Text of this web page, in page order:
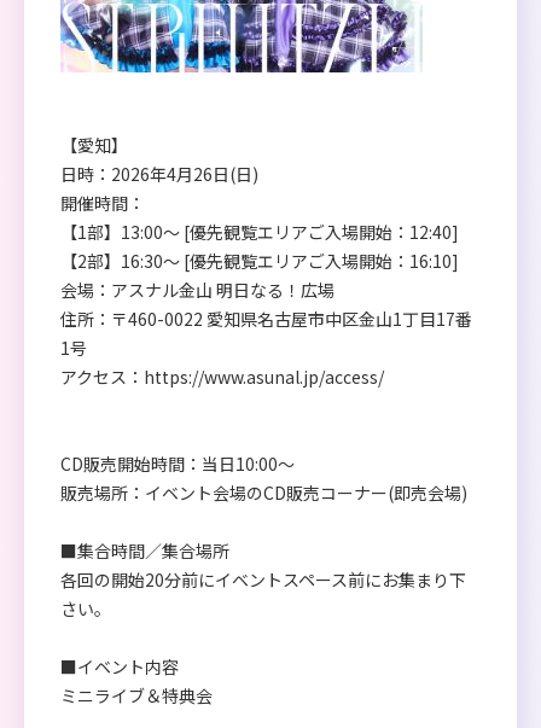
【愛知】
日時：2026年4月26日(日)
開催時間：
【1部】13:00～ [優先観覧エリアご入場開始：12:40]
【2部】16:30～ [優先観覧エリアご入場開始：16:10]
会場：アスナル金山 明日なる！広場
住所：〒460-0022 愛知県名古屋市中区金山1丁目17番
1号
アクセス： https://www.asunal.jp/access/
CD販売開始時間：当日10:00～
販売場所：イベント会場のCD販売コーナー(即売会場)
■集合時間／集合場所
各回の開始20分前にイベントスペース前にお集まり下
さい。
■イベント内容
ミニライブ＆特典会